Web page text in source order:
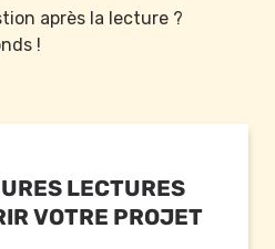
après la lecture ?
!
LECTURES
VOTRE PROJET